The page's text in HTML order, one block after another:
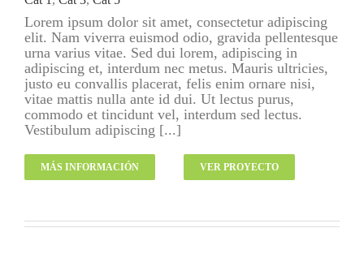
Lorem ipsum dolor sit amet, consectetur adipiscing
elit. Nam viverra euismod odio, gravida pellentesque
urna varius vitae. Sed dui lorem, adipiscing in
adipiscing et, interdum nec metus. Mauris ultricies,
justo eu convallis placerat, felis enim ornare nisi,
vitae mattis nulla ante id dui. Ut lectus purus,
commodo et tincidunt vel, interdum sed lectus.
Vestibulum adipiscing [...]
MÁS INFORMACIÓN VER PROYECTO